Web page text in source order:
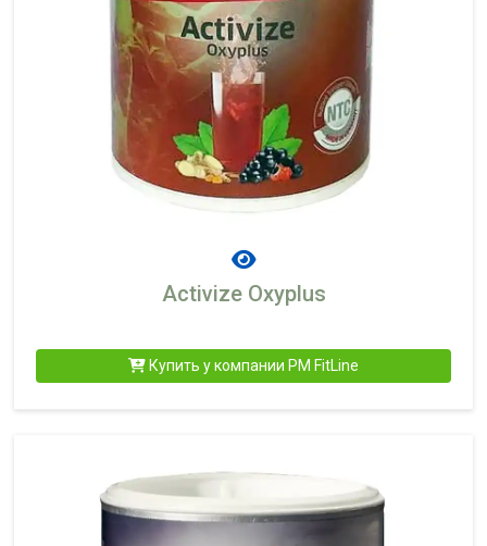
Activize Oxyplus
Купить у компании PM FitLine